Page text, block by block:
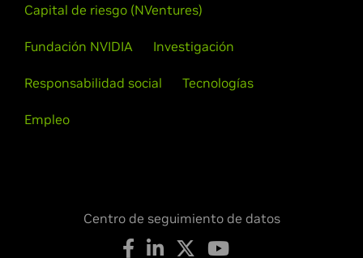
Capital de riesgo (NVentures)
Fundación NVIDIA Investigación
Responsabilidad social Tecnologías
Empleo
Centro de seguimiento de datos